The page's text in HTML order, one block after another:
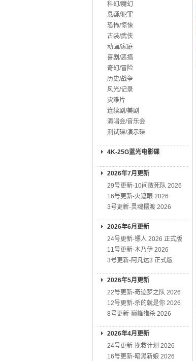
科幻/魔幻
悬疑/犯罪
恐怖/惊悚
古装/武侠
动画/家庭
喜剧/恶搞
奇幻/冒险
历史/战争
风光/记录
灾难片
连续剧/美剧
演唱会/音乐会
测试碟/演示碟
4K-25G蓝光电影碟
2026年7月更新
29号更新-10间敢死队 2026
16号更新-火遮眼 2026
3号更新-灵魂摆渡 2026
2026年6月更新
24号更新-镖人 2026 正式版
11号更新-木乃伊 2026
3号更新-阿凡达3 正式版
2026年5月更新
22号更新-奇迹梦之队 2026
12号更新-杀的就是你 2026
8号更新-巅峰猎杀 2026
2026年4月更新
24号更新-挽救计划 2026
16号更新-暗黑新娘 2026